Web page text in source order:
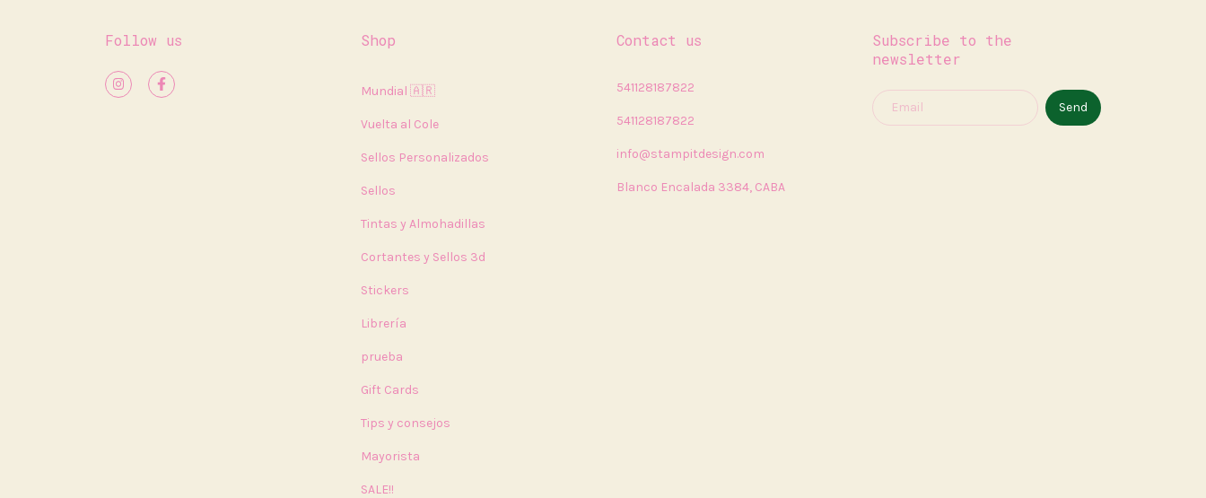
Follow us Shop
Mundial 🇦🇷
Vuelta al Cole
Sellos Personalizados
Sellos
Tintas y Almohadillas
Cortantes y Sellos 3d
Stickers
Librería
prueba
Gift Cards
Tips y consejos
Mayorista
SALE!!
Contact us
541128187822
541128187822
info@stampitdesign.com
Blanco Encalada 3384, CABA
Subscribe to the
newsletter